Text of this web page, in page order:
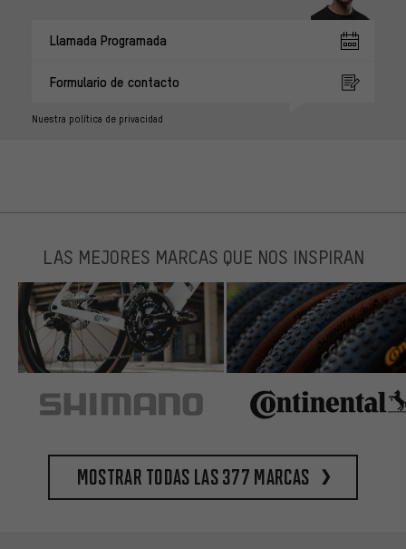
Llamada Programada
Formulario de contacto
Nuestra política de privacidad
LAS MEJORES MARCAS QUE NOS INSPIRAN
Mostrar todas las 377 marcas